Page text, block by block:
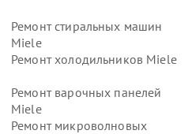
Ремонт стиральных машин
Miele
Ремонт холодильников Miele
Ремонт варочных панелей
Miele
Ремонт микроволновых